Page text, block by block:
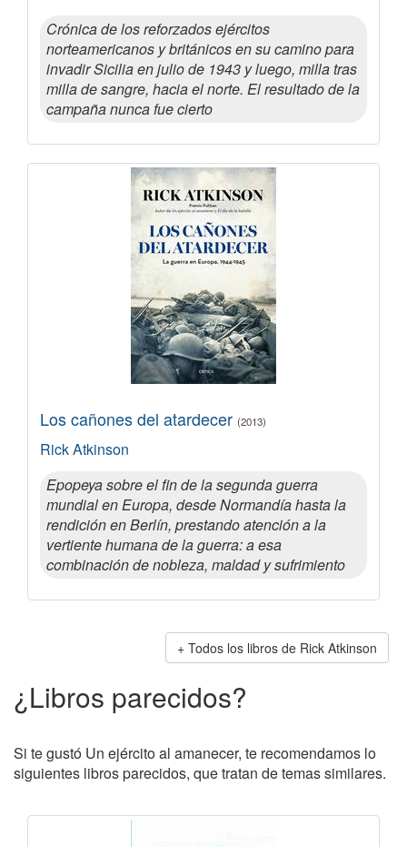
Crónica de los reforzados ejércitos
norteamericanos y británicos en su camino para
invadir Sicilia en julio de 1943 y luego, milla tras
milla de sangre, hacia el norte. El resultado de la
campaña nunca fue cierto
Los cañones del atardecer (2013)
Rick Atkinson
Epopeya sobre el fin de la segunda guerra
mundial en Europa, desde Normandía hasta la
rendición en Berlín, prestando atención a la
vertiente humana de la guerra: a esa
combinación de nobleza, maldad y sufrimiento
Todos los libros de Rick Atkinson
¿Libros parecidos?
Si te gustó Un ejército al amanecer, te recomendamos lo
siguientes libros parecidos, que tratan de temas similares.